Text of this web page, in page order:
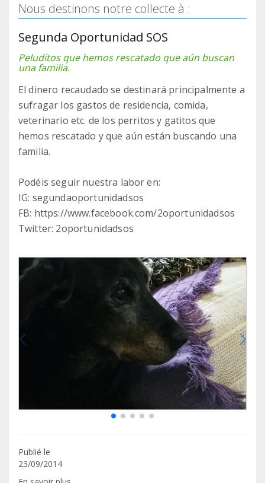
Nous destinons notre collecte à :
Segunda Oportunidad SOS
Peluditos que hemos rescatado que aún buscan
una familia.
El dinero recaudado se destinará principalmente a
sufragar los gastos de residencia, comida,
veterinario etc. de los perritos y gatitos que
hemos rescatado y que aún están buscando una
familia.
Podéis seguir nuestra labor en:
IG: segundaoportunidadsos
FB: https://www.facebook.com/2oportunidadsos
Publié le
23/09/2014